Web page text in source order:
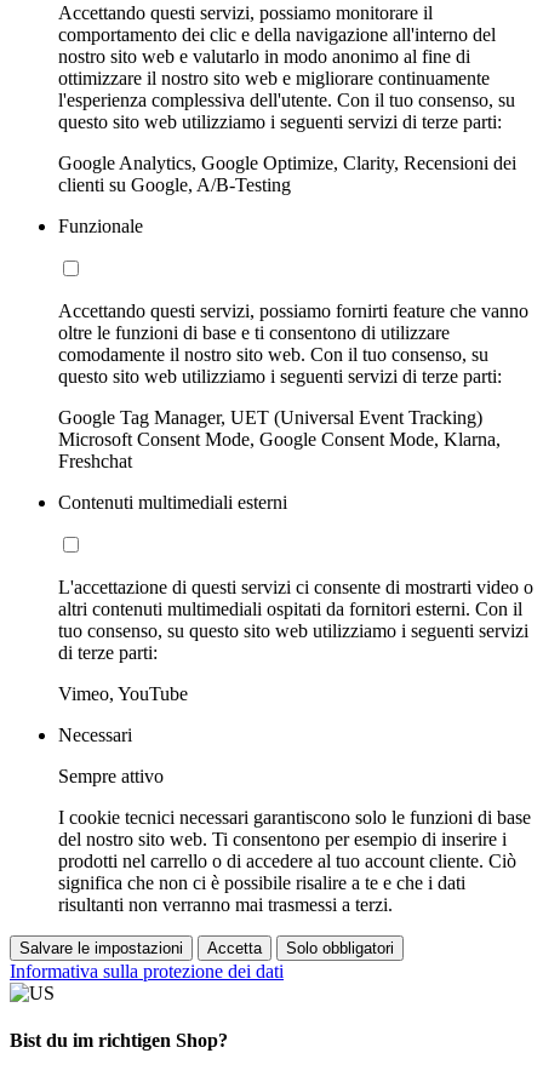
Accettando questi servizi, possiamo monitorare il
comportamento dei clic e della navigazione all'interno del
nostro sito web e valutarlo in modo anonimo al fine di
ottimizzare il nostro sito web e migliorare continuamente
l'esperienza complessiva dell'utente. Con il tuo consenso, su
questo sito web utilizziamo i seguenti servizi di terze parti:
Google Analytics, Google Optimize, Clarity, Recensioni dei
clienti su Google, A/B-Testing
Funzionale
Accettando questi servizi, possiamo fornirti feature che vanno
oltre le funzioni di base e ti consentono di utilizzare
comodamente il nostro sito web. Con il tuo consenso, su
questo sito web utilizziamo i seguenti servizi di terze parti:
Google Tag Manager, UET (Universal Event Tracking)
Microsoft Consent Mode, Google Consent Mode, Klarna,
Freshchat
Contenuti multimediali esterni
L'accettazione di questi servizi ci consente di mostrarti video o
altri contenuti multimediali ospitati da fornitori esterni. Con il
tuo consenso, su questo sito web utilizziamo i seguenti servizi
di terze parti:
Vimeo, YouTube
Necessari
Sempre attivo
I cookie tecnici necessari garantiscono solo le funzioni di base
del nostro sito web. Ti consentono per esempio di inserire i
prodotti nel carrello o di accedere al tuo account cliente. Ciò
significa che non ci è possibile risalire a te e che i dati
risultanti non verranno mai trasmessi a terzi.
Salvare le impostazioni Accetta Solo obbligatori
Informativa sulla protezione dei dati
Bist du im richtigen Shop?